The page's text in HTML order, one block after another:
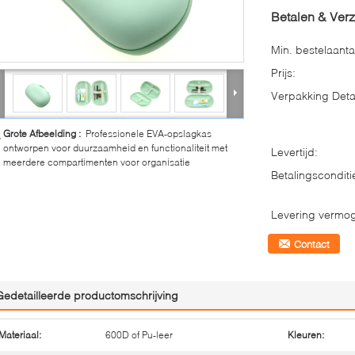
Grote Afbeelding : Professionele EVA-opslagkas
ontworpen voor duurzaamheid en functionaliteit met
meerdere compartimenten voor organisatie
Betalen &
Min.
Prijs:
Verpakking
Levertijd:
Levering
Contact
productomschrijving
600D of Pu-leer Kleuren: